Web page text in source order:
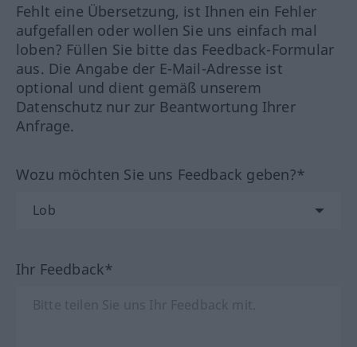
Fehlt eine Übersetzung, ist Ihnen ein Fehler
aufgefallen oder wollen Sie uns einfach mal
loben? Füllen Sie bitte das Feedback-Formular
aus. Die Angabe der E-Mail-Adresse ist
optional und dient gemäß unserem
Datenschutz nur zur Beantwortung Ihrer
Anfrage.
Wozu möchten Sie uns Feedback geben?*
Ihr Feedback*